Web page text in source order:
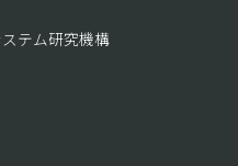
テム研究機構